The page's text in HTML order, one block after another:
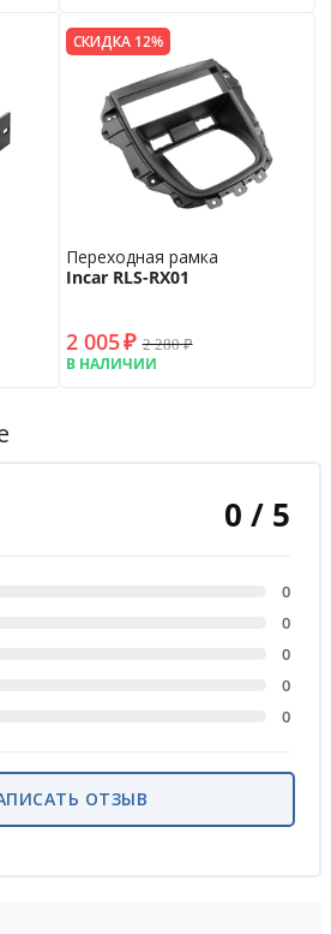
СКИДКА 12%
Переходная рамка
Incar RLS-RX01
2 005₽ 2 280₽
В НАЛИЧИИ
0 / 5
0
0
0
0
0
ОТЗЫВ